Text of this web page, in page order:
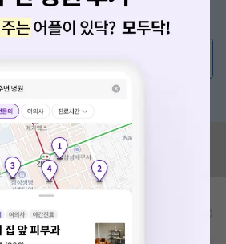
궁금한 점이 있나요?
가 직접 답해드려요!
서비스에 다양한 게시글 보러가기
가 있나요?
!